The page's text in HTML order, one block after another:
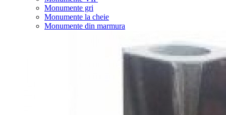
Monumente gri
Monumente la cheie
Monumente din marmura